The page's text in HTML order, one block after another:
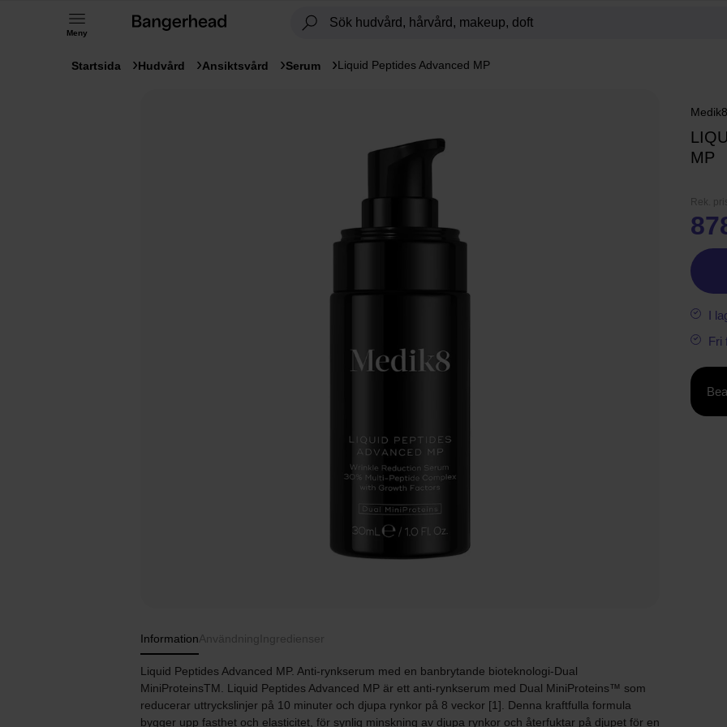
Meny
Startsida Hudvård Ansiktsvård Serum Liquid Peptides Advanced MP
Medik8
MP
Rek.
I
Fri
InformationAnvändning Ingredienser
Liquid Peptides Advanced MP. Anti-rynkserum med en banbrytande bioteknologi-Dual
MiniProteinsTM. Liquid Peptides Advanced MP är ett anti-rynkserum med Dual MiniProteins™ som
reducerar uttryckslinjer på 10 minuter och djupa rynkor på 8 veckor [1]. Denna kraftfulla formula
bygger upp fasthet och elasticitet, för synlig minskning av djupa rynkor och återfuktar på djupet för en